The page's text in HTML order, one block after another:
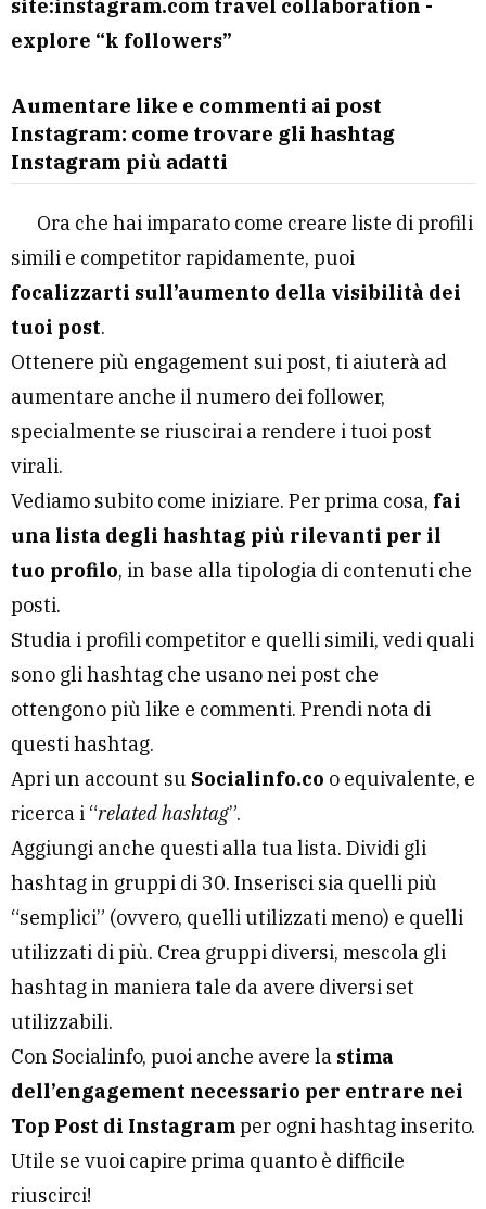
site:instagram.com travel collaboration -
explore “k followers”
Aumentare like e commenti ai post
Instagram: come trovare gli hashtag
Instagram più adatti
Ora che hai imparato come creare liste di profili
simili e competitor rapidamente, puoi
focalizzarti sull’aumento della visibilità dei
tuoi post.
Ottenere più engagement sui post, ti aiuterà ad
aumentare anche il numero dei follower,
specialmente se riuscirai a rendere i tuoi post
virali.
Vediamo subito come iniziare. Per prima cosa, fai
una lista degli hashtag più rilevanti per il
tuo profilo, in base alla tipologia di contenuti che
posti.
Studia i profili competitor e quelli simili, vedi quali
sono gli hashtag che usano nei post che
ottengono più like e commenti. Prendi nota di
questi hashtag.
Apri un account su Socialinfo.co o equivalente, e
ricerca i “related hashtag”.
Aggiungi anche questi alla tua lista. Dividi gli
hashtag in gruppi di 30. Inserisci sia quelli più
“semplici” (ovvero, quelli utilizzati meno) e quelli
utilizzati di più. Crea gruppi diversi, mescola gli
hashtag in maniera tale da avere diversi set
utilizzabili.
Con Socialinfo, puoi anche avere la stima
dell’engagement necessario per entrare nei
Top Post di Instagramper ogni hashtag inserito.
Utile se vuoi capire prima quanto è difficile
riuscirci!